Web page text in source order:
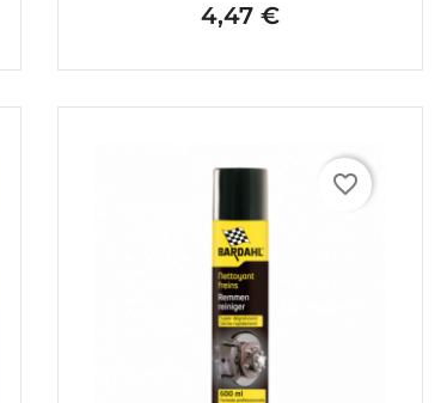
Prix
4,47 €
favorite_border